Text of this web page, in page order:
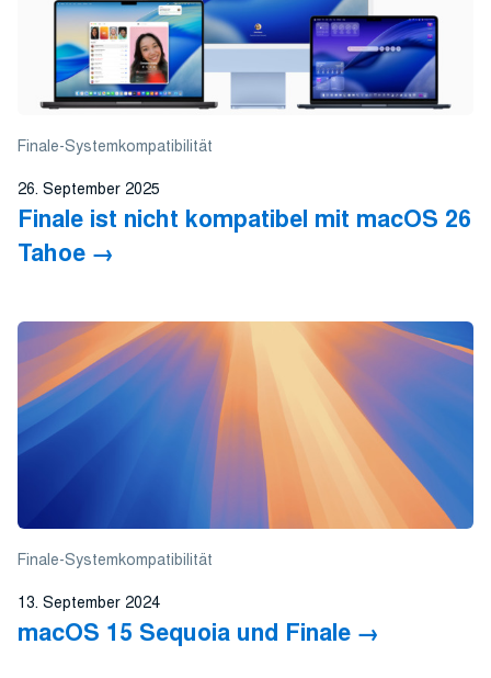
Finale-Systemkompatibilität
26. September 2025
Finale ist nicht kompatibel mit macOS 26
Tahoe
Finale-Systemkompatibilität
13. September 2024
macOS 15 Sequoia und Finale